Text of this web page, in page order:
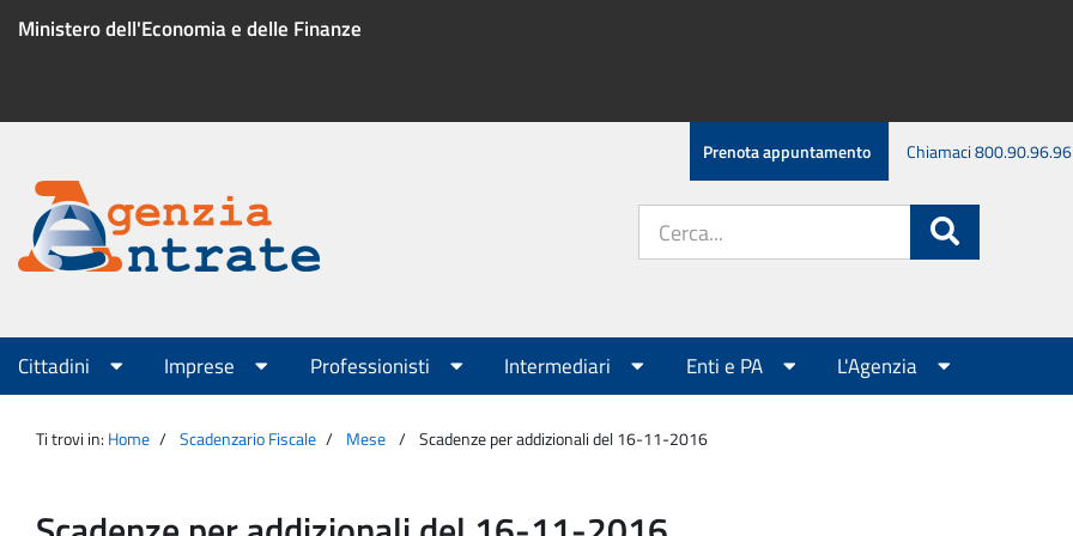
Ministero dell'Economia e delle Finanze
Menu
servizio
Prenota appuntamento Chiamaci 800.90.96.96
Agenzia
Entrate
sito:
Menu
principale
Cittadini Imprese Professionisti Intermediari Enti e PA L'Agenzia
Ti trovi in: Home Scadenzario Fiscale Mese Scadenze per addizionali del 16-11-2016